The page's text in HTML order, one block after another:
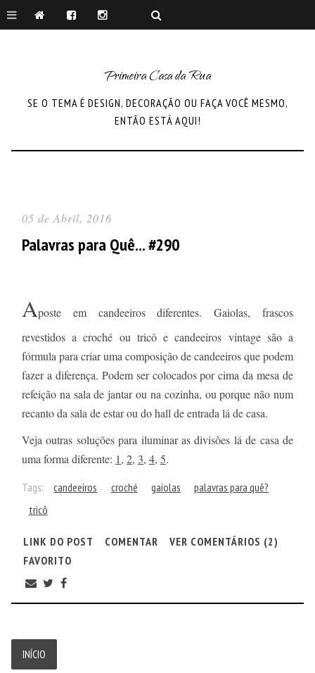
Primeira Casa da Rua
SE O TEMA É DESIGN, DECORAÇÃO OU FAÇA VOCÊ MESMO,
ENTÃO ESTÁ AQUI!
05 de Abril, 2016
Palavras para Quê... #290
Aposte em candeeiros diferentes. Gaiolas, frascos
revestidos a croché ou tricô e candeeiros vintage são a
fórmula para criar uma composição de candeeiros que podem
fazer a diferença. Podem ser colocados por cima da mesa de
refeição na sala de jantar ou na cozinha, ou porque não num
recanto da sala de estar ou do hall de entrada lá de casa.
Veja outras soluções para iluminar as divisões lá de casa de
uma forma diferente: 1, 2, 3, 4, 5.
Tags: candeeiros croché gaiolas
palavras para quê?
tricô
LINK DO POST COMENTAR
VER COMENTÁRIOS (2)
FAVORITO
INÍCIO